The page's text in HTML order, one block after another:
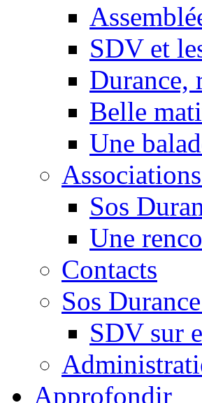
SDV et
Durance,
Belle
Une
Sos
Une
Contacts
Sos
SDV sur
Approfondir